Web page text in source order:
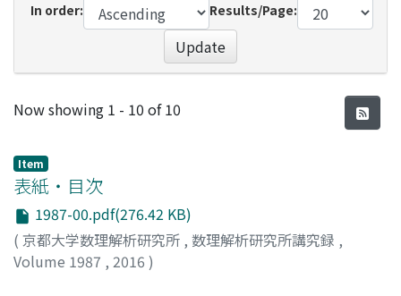
In order:
Results/Page:
Update
Recent Submissions
Now showing 1 - 10 of 10
Item
表紙・目次
1987-00.pdf(276.42 KB)
( 京都大学数理解析研究所 , 数理解析研究所講究録 ,
Volume 1987 , 2016 )